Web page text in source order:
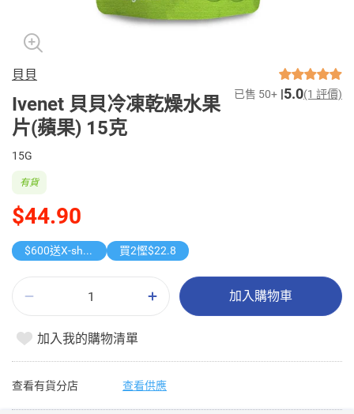
貝貝
Ivenet 貝貝冷凍乾燥水果
片(蘋果) 15克
已售 50+ 5.0(1 評價)
15G
$44.90
有貨
$600送X-shot 極速入水槍 買2慳$22.8
加入購物車
加入我的購物清單
查看有貨分店 查看供應